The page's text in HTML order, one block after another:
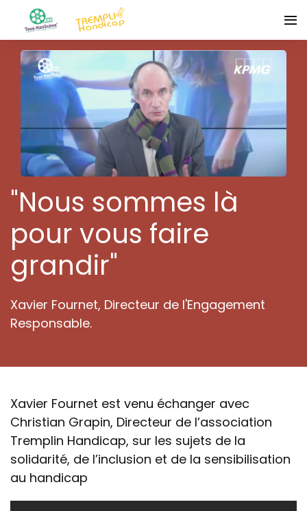
"Nous sommes là
pour vous faire
grandir"
Xavier Fournet, Directeur de l'Engagement
Responsable.
Xavier Fournet est venu échanger avec
Christian Grapin, Directeur de l’association
Tremplin Handicap, sur les sujets de la
solidarité, de l’inclusion et de la sensibilisation
au handicap